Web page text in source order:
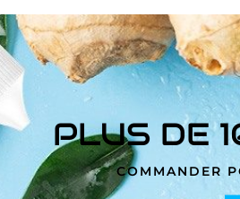
PLUS DE
COMMANDER